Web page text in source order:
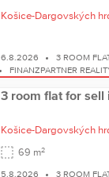
Košice-Dargovských
6.8.2026
3 ROOM
FINANZPARTNER
3 room flat for sell
Košice-Dargovských
69 m2
5.8.2026 3 ROOM